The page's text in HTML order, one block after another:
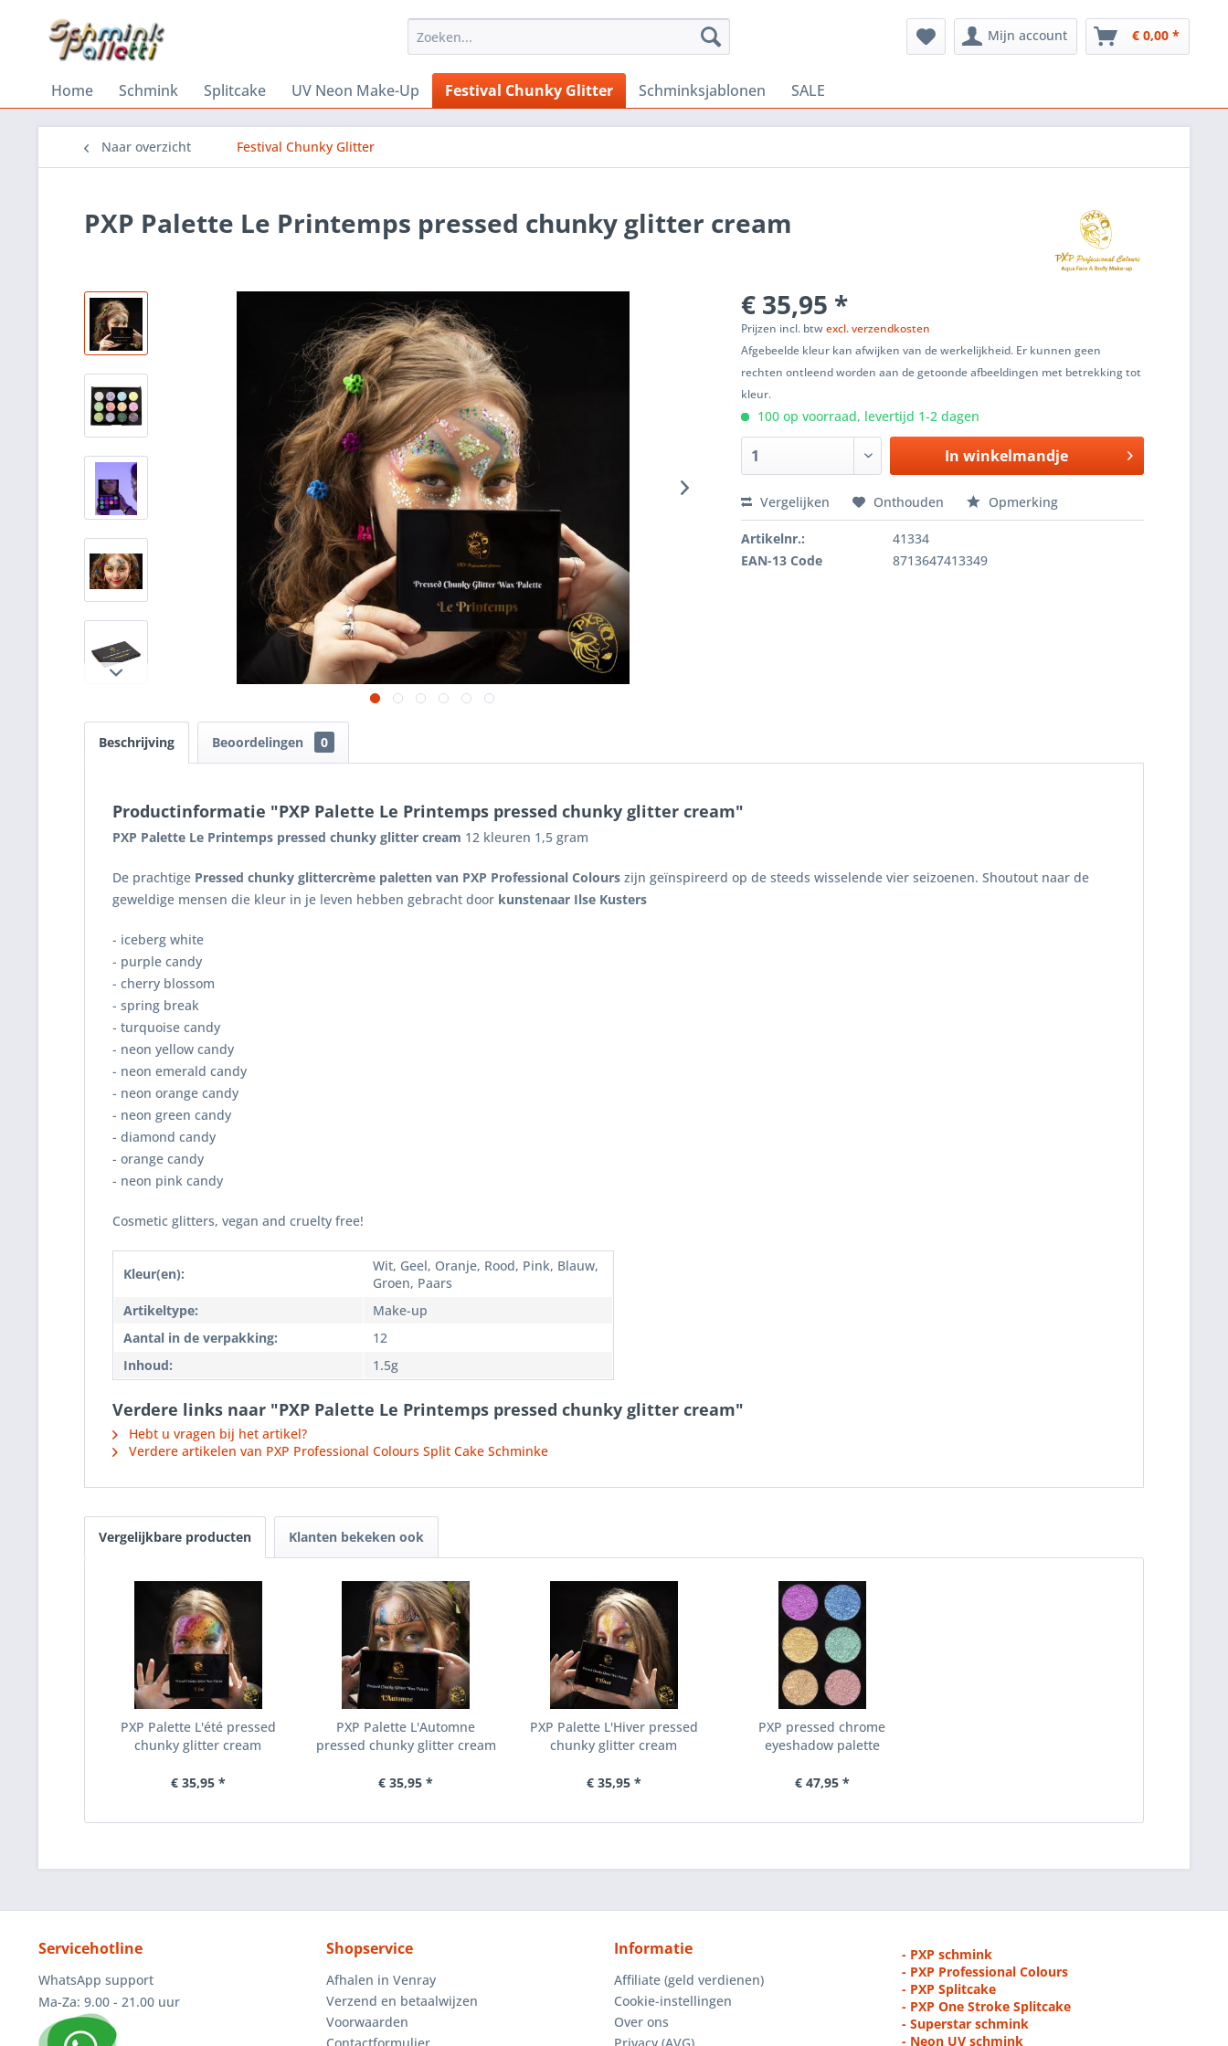
Mijn account € 0,00 *
Home Schmink Splitcake UV Neon Make-Up Festival Chunky Glitter Schminksjablonen SALE
Naar overzicht Festival Chunky Glitter
PXP Palette Le Printemps pressed chunky glitter cream
€ 35,95 *
Prijzen incl. btwexcl. verzendkosten
Afgebeelde kleur kan afwijken van de werkelijkheid. Er kunnen geen
rechten ontleend worden aan de getoonde afbeeldingen met betrekking tot
kleur.
100 op voorraad, levertijd 1-2 dagen
In winkelmandje
Vergelijken Onthouden Opmerking
Artikelnr.:
41334
EAN-13 Code
8713647413349
Beschrijving Beoordelingen 0
Productinformatie "PXP Palette Le Printemps pressed chunky glitter cream"
PXP Palette Le Printemps pressed chunky glitter cream 12 kleuren 1,5 gram
De prachtige Pressed chunky glittercrème paletten van PXP Professional Colours zijn geïnspireerd op de steeds wisselende vier seizoenen. Shoutout naar de
geweldige mensen die kleur in je leven hebben gebracht door kunstenaar Ilse Kusters
- iceberg white
- purple candy
- cherry blossom
- spring break
- turquoise candy
- neon yellow candy
- neon emerald candy
- neon orange candy
- neon green candy
- diamond candy
- orange candy
- neon pink candy
Cosmetic glitters, vegan and cruelty free!
Kleur(en):
Wit, Geel, Oranje, Rood, Pink, Blauw,
Groen, Paars
Artikeltype:
Make-up
Aantal in de verpakking:
12
Inhoud:
1.5g
Verdere links naar "PXP Palette Le Printemps pressed chunky glitter cream"
Hebt u vragen bij het artikel?
Verdere artikelen van PXP Professional Colours Split Cake Schminke
Vergelijkbare producten Klanten bekeken ook
PXP Palette L'été pressed
chunky glitter cream
€ 35,95 *
PXP Palette L'Automne
pressed chunky glitter cream
€ 35,95 *
PXP Palette L'Hiver pressed
chunky glitter cream
€ 35,95 *
PXP pressed chrome
eyeshadow palette
€ 47,95 *
Servicehotline
WhatsApp support
Ma-Za: 9.00 - 21.00 uur
Shopservice
Afhalen in Venray
Verzend en betaalwijzen
Voorwaarden
Informatie
Affiliate (geld verdienen)
Cookie-instellingen
Over ons
- PXP schmink
- PXP Professional Colours
- PXP Splitcake
- PXP One Stroke Splitcake
- Superstar schmink
- Neon UV schmink